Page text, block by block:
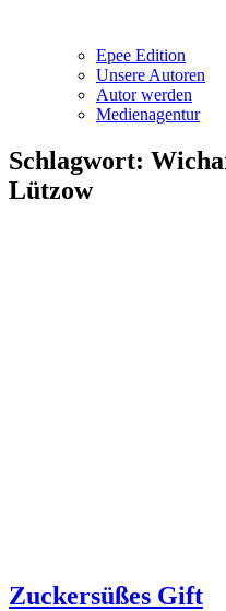
Epee Edition
Unsere Autoren
Autor werden
Medienagentur
Schlagwort:
Lützow
Zuckersüßes Gift